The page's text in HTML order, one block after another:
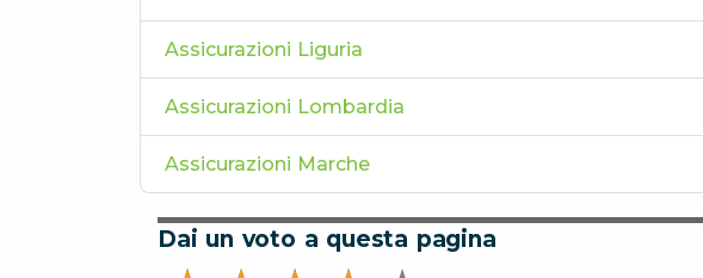
Assicurazioni Liguria
Assicurazioni Lombardia
Assicurazioni Marche
Dai un voto a questa pagina